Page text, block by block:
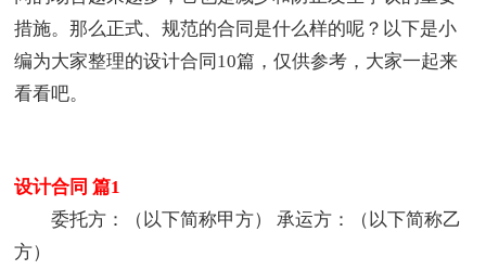
措施。那么正式、规范的合同是什么样的呢？以下是小
编为大家整理的设计合同10篇，仅供参考，大家一起来
看看吧。
设计合同 篇1
委托方：（以下简称甲方） 承运方：（以下简称乙
方）